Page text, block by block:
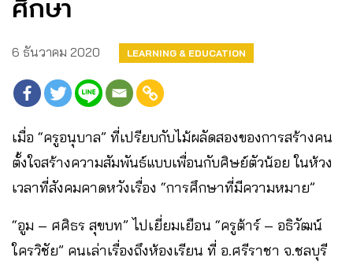
ศึกษา
6 ธันวาคม 2020 LEARNING & EDUCATION
เมื่อ “ครูอนุบาล” ที่เปรียบกับไม้ผลัดสองของการสร้างคน
ตั้งใจสร้างความสัมพันธ์แบบเพื่อนกับศิษย์ตัวน้อย ในห้วง
เวลาที่สังคมคาดหวังเรื่อง “การศึกษาที่มีความหมาย”
“อูม – ศศิธร สุขบท” ไปเยี่ยมเยือน “ครูต้าร์ – อธิวัฒน์
ใครวิชัย” คนเล่าเรื่องถึงห้องเรียน ที่ อ.ศรีราชา จ.ชลบุรี